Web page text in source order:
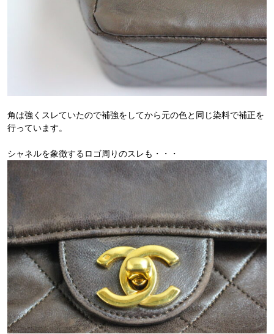
角は強くスレていたので補強をしてから元の色と同じ染料で補正を
行っています。
シャネルを象徴するロゴ周りのスレも・・・